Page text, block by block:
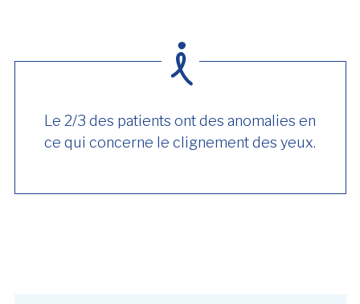
Le 2/3 des patients ont des anomalies en
ce qui concerne le clignement des yeux.